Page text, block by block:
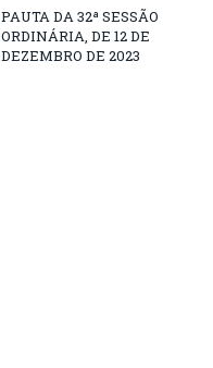
PAUTA DA 32ª SESSÃO
ORDINÁRIA, DE 12 DE
DEZEMBRO DE 2023